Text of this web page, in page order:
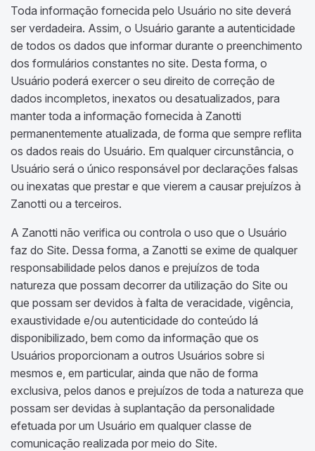
Toda informação fornecida pelo Usuário no site deverá
ser verdadeira. Assim, o Usuário garante a autenticidade
de todos os dados que informar durante o preenchimento
dos formulários constantes no site. Desta forma, o
Usuário poderá exercer o seu direito de correção de
dados incompletos, inexatos ou desatualizados, para
manter toda a informação fornecida à Zanotti
permanentemente atualizada, de forma que sempre reflita
os dados reais do Usuário. Em qualquer circunstância, o
Usuário será o único responsável por declarações falsas
ou inexatas que prestar e que vierem a causar prejuízos à
Zanotti ou a terceiros.
A Zanotti não verifica ou controla o uso que o Usuário
faz do Site. Dessa forma, a Zanotti se exime de qualquer
responsabilidade pelos danos e prejuízos de toda
natureza que possam decorrer da utilização do Site ou
que possam ser devidos à falta de veracidade, vigência,
exaustividade e/ou autenticidade do conteúdo lá
disponibilizado, bem como da informação que os
Usuários proporcionam a outros Usuários sobre si
mesmos e, em particular, ainda que não de forma
exclusiva, pelos danos e prejuízos de toda a natureza que
possam ser devidas à suplantação da personalidade
efetuada por um Usuário em qualquer classe de
comunicação realizada por meio do Site.